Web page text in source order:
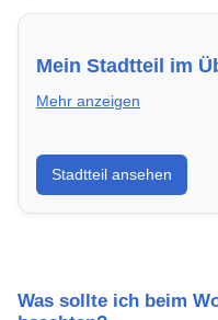
Mein Stadtteil im
Mehr anzeigen
Erfahre mehr über
Lebensqualität,
Freizeitmöglichkeiten
Stadtteil ansehen
Was sollte ich beim